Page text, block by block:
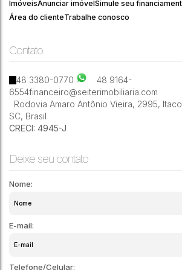
320
Nocetti
2 2 73m²
2
ImóveisAnunciar imóvelSimule seu
Área do clienteTrabalhe conosco
Contato
48 3380-0770
48 9164-
6554financeiro@seiterimobiliaria.com
Rodovia Amaro Antônio Vieira, 2995,
SC, Brasil
CRECI: 4945-J
Deixe seu contato
Nome:
E-mail:
Telefone/Celular: